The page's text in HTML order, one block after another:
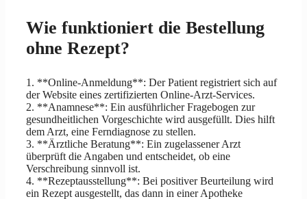
Wie funktioniert die Bestellung
ohne Rezept?
1. **Online-Anmeldung**: Der Patient registriert sich auf
der Website eines zertifizierten Online-Arzt-Services.
2. **Anamnese**: Ein ausführlicher Fragebogen zur
gesundheitlichen Vorgeschichte wird ausgefüllt. Dies hilft
dem Arzt, eine Ferndiagnose zu stellen.
3. **Ärztliche Beratung**: Ein zugelassener Arzt
überprüft die Angaben und entscheidet, ob eine
Verschreibung sinnvoll ist.
4. **Rezeptausstellung**: Bei positiver Beurteilung wird
ein Rezept ausgestellt, das dann in einer Apotheke